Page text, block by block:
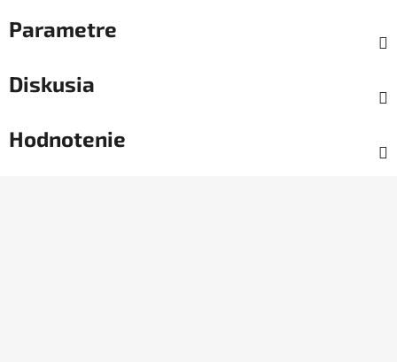
Parametre
Diskusia
Hodnotenie